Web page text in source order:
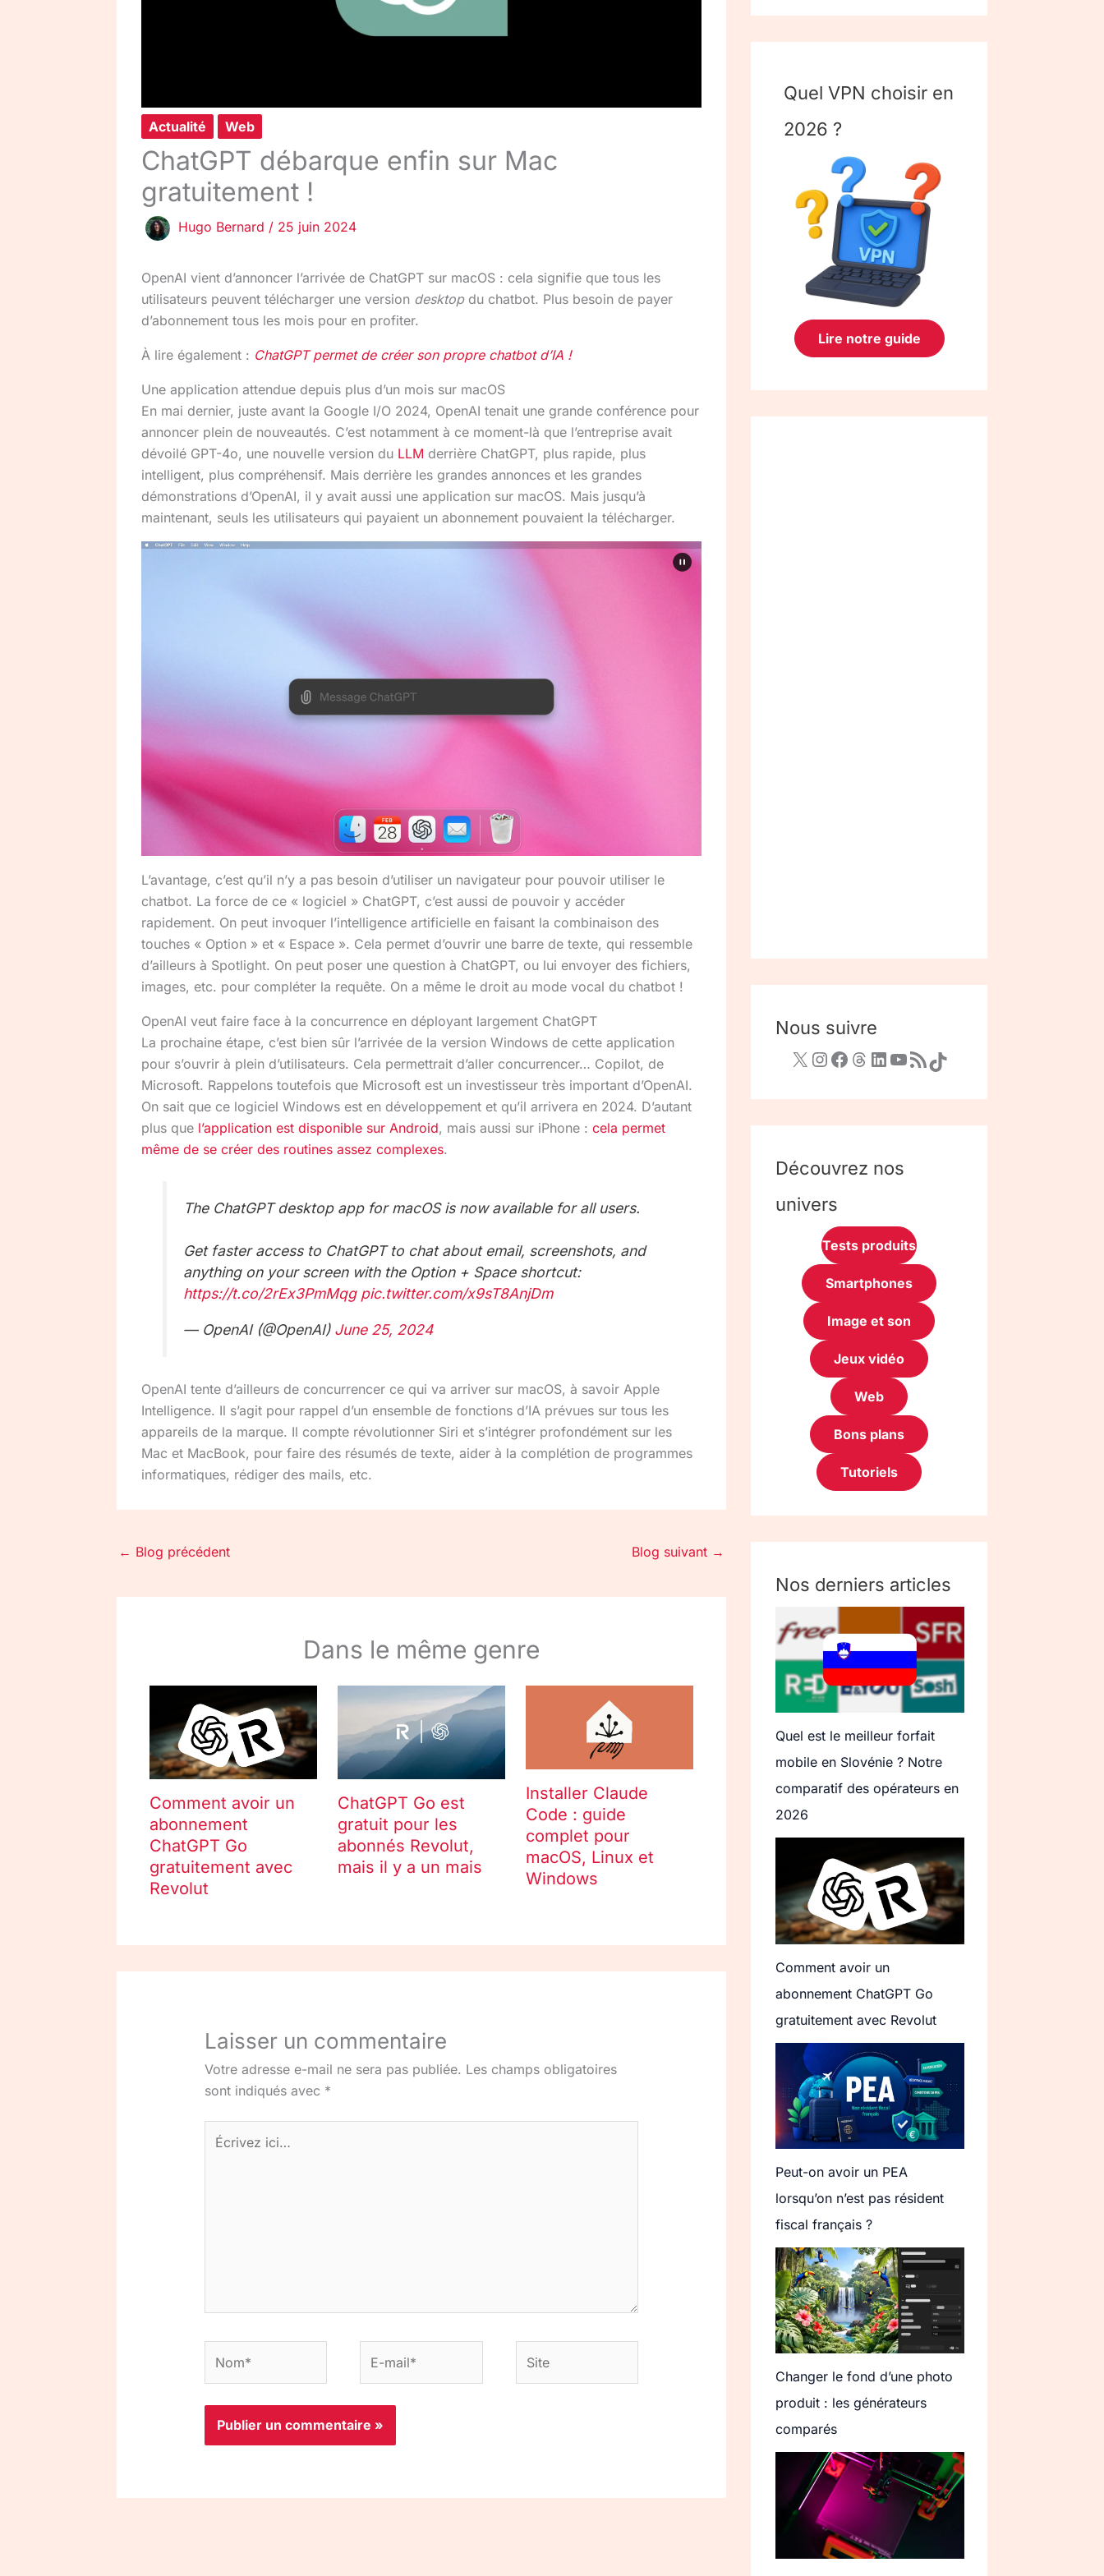
Actualité Web
ChatGPT débarque enfin sur Mac
gratuitement !
Hugo Bernard / 25 juin 2024
OpenAI vient d’annoncer l’arrivée de ChatGPT sur macOS : cela signifie que tous les
utilisateurs peuvent télécharger une version desktopdu chatbot. Plus besoin de payer
d’abonnement tous les mois pour en profiter.
À lire également : ChatGPT permet de créer son propre chatbot d’IA !
Une application attendue depuis plus d’un mois sur macOS
En mai dernier, juste avant la Google I/O 2024, OpenAI tenait une grande conférence pour
annoncer plein de nouveautés. C’est notamment à ce moment-là que l’entreprise avait
dévoilé GPT-4o, une nouvelle version du LLM derrière ChatGPT, plus rapide, plus
intelligent, plus compréhensif. Mais derrière les grandes annonces et les grandes
démonstrations d’OpenAI, il y avait aussi une application sur macOS. Mais jusqu’à
maintenant, seuls les utilisateurs qui payaient un abonnement pouvaient la télécharger.
L’avantage, c’est qu’il n’y a pas besoin d’utiliser un navigateur pour pouvoir utiliser le
chatbot. La force de ce « logiciel » ChatGPT, c’est aussi de pouvoir y accéder
rapidement. On peut invoquer l’intelligence artificielle en faisant la combinaison des
touches « Option » et « Espace ». Cela permet d’ouvrir une barre de texte, qui ressemble
d’ailleurs à Spotlight. On peut poser une question à ChatGPT, ou lui envoyer des fichiers,
images, etc. pour compléter la requête. On a même le droit au mode vocal du chatbot !
OpenAI veut faire face à la concurrence en déployant largement ChatGPT
La prochaine étape, c’est bien sûr l’arrivée de la version Windows de cette application
pour s’ouvrir à plein d’utilisateurs. Cela permettrait d’aller concurrencer… Copilot, de
Microsoft. Rappelons toutefois que Microsoft est un investisseur très important d’OpenAI.
On sait que ce logiciel Windows est en développement et qu’il arrivera en 2024. D’autant
plus que l’application est disponible sur Android, mais aussi sur iPhone : cela permet
même de se créer des routines assez complexes.
The ChatGPT desktop app for macOS is now available for all users.
Get faster access to ChatGPT to chat about email, screenshots, and
anything on your screen with the Option + Space shortcut:
https://t.co/2rEx3PmMqg pic.twitter.com/x9sT8AnjDm
— OpenAI (@OpenAI) June 25, 2024
OpenAI tente d’ailleurs de concurrencer ce qui va arriver sur macOS, à savoir Apple
Intelligence. Il s’agit pour rappel d’un ensemble de fonctions d’IA prévues sur tous les
appareils de la marque. Il compte révolutionner Siri et s’intégrer profondément sur les
Mac et MacBook, pour faire des résumés de texte, aider à la complétion de programmes
informatiques, rédiger des mails, etc.
← Blog précédent Blog suivant →
Dans le même genre
Comment avoir un
abonnement
ChatGPT Go
gratuitement avec
Revolut
ChatGPT Go est
gratuit pour les
abonnés Revolut,
mais il y a un mais
Installer Claude
Code : guide
complet pour
macOS, Linux et
Windows
Laisser un commentaire
Votre adresse e-mail ne sera pas publiée. Les champs obligatoires
sont indiqués avec *
Écrivez
ici…
mail*
Quel VPN choisir en
2026 ?
Lire notre guide
Nous suivre
Découvrez nos
univers
Tests produits
Smartphones
Image et son
Jeux vidéo
Web
Bons plans
Tutoriels
Nos derniers articles
Quel est le meilleur forfait
mobile en Slovénie ? Notre
comparatif des opérateurs en
2026
Comment avoir un
abonnement ChatGPT Go
gratuitement avec Revolut
Peut-on avoir un PEA
lorsqu’on n’est pas résident
fiscal français ?
Changer le fond d’une photo
produit : les générateurs
comparés